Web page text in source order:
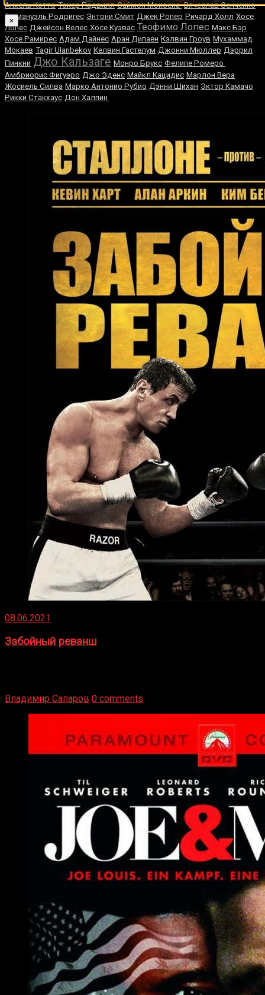
Анхель Котто Токер Падвилл Саймон Мокоена Вячеслав Сенченко
Эммануэль Родригес Энтони Смит Джек Ропер Ричард Холл Хосе
Лопес Джейсон Велес Хосе Куэвас Теофимо Лопес Макс Бэр
Хосе Рамирес Адам Дайнес Аран Дипаен Кэлвин Гроув Мухаммад
Мокаев Tagir Ulanbekov Келвин Гастелум Джонни Мюллер Дэррил
Пинкни Джо Кальзаге Монро Брукс Фелипе Ромеро
Амбриорис Фигуэро Джо Эденс Майкл Кацидис Марлон Вера
Жосиель Силва Марко Антонио Рубио Дэнни Шихан Эктор Камачо
Рикки Стакхаус Дон Халпин
08.06.2021
Забойный реванш
Владимир Сапаров 0 comments
×